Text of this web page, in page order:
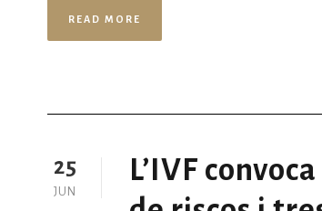
READ MORE
25
JUN
L’IVF